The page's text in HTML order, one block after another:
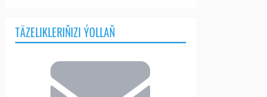
TÄZELIKLERIŇIZI ÝOLLAŇ